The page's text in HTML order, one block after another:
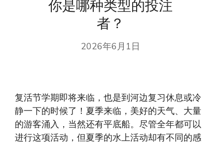
你是哪种类型的投注
者？
2026年6月1日
复活节学期即将来临，也是到河边复习休息或冷
静一下的时候了！夏季来临，美好的天气、大量
的游客涌入，当然还有平底船。尽管全年都可以
进行这项活动，但夏季的水上活动却有不同的感